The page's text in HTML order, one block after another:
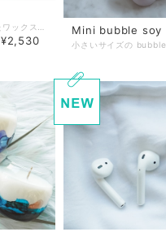
¥2,530
Mini bubble soy